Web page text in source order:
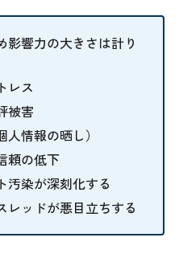
影響力の大きさは計り
レス
被害
情報の晒し）
頼の低下
汚染が深刻化する
レッドが悪目立ちする